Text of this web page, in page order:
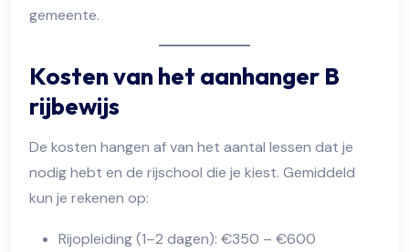
gemeente.
Kosten van het aanhanger B
rijbewijs
De kosten hangen af van het aantal lessen dat je
nodig hebt en de rijschool die je kiest. Gemiddeld
kun je rekenen op:
Rijopleiding (1–2 dagen): €350 – €600